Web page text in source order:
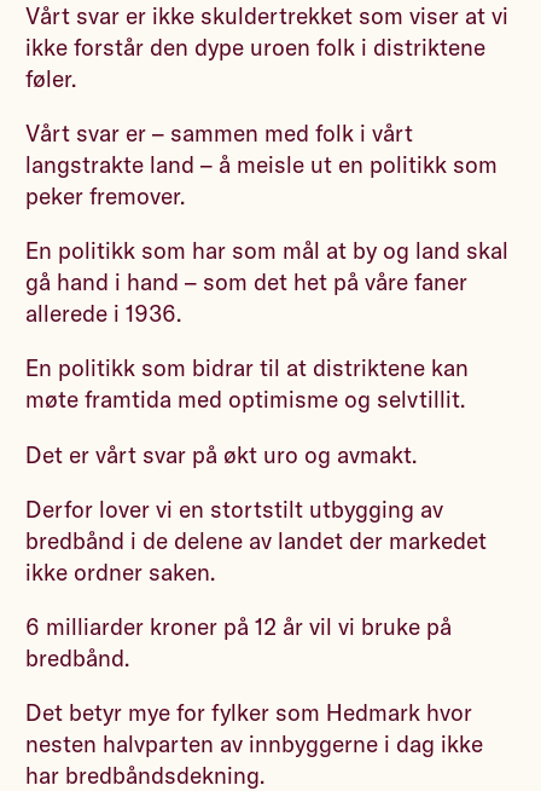
Vårt svar er ikke skuldertrekket som viser at vi
ikke forstår den dype uroen folk i distriktene
føler.
Vårt svar er – sammen med folk i vårt
langstrakte land – å meisle ut en politikk som
peker fremover.
En politikk som har som mål at by og land skal
gå hand i hand – som det het på våre faner
allerede i 1936.
En politikk som bidrar til at distriktene kan
møte framtida med optimisme og selvtillit.
Det er vårt svar på økt uro og avmakt.
Derfor lover vi en stortstilt utbygging av
bredbånd i de delene av landet der markedet
ikke ordner saken.
6 milliarder kroner på 12 år vil vi bruke på
bredbånd.
Det betyr mye for fylker som Hedmark hvor
nesten halvparten av innbyggerne i dag ikke
har bredbåndsdekning.